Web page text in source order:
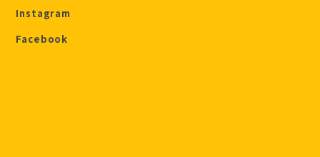
Instagram
Facebook